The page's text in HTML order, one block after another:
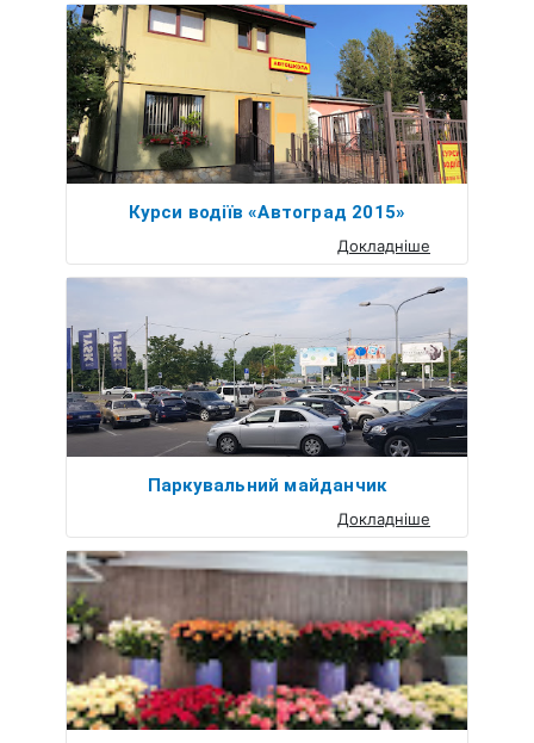
Курси водіїв «Автоград 2015»
Докладніше
Паркувальний майданчик
Докладніше